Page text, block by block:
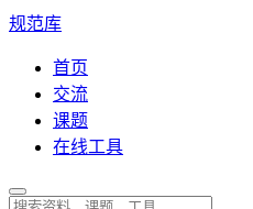
规范库
首页
交流
课题
在线工具